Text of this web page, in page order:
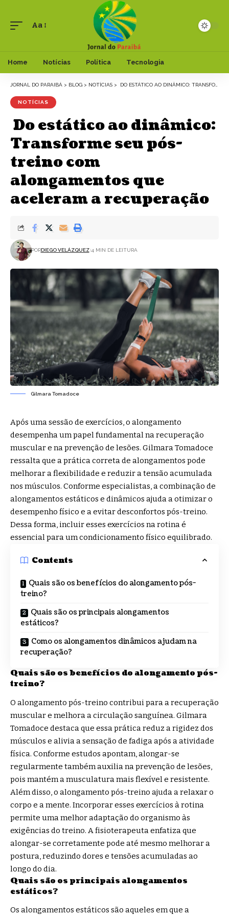
Aa
Home Notícias Política Tecnologia
JORNAL DO PARAIBÁ > BLOG > NOTÍCIAS > DO ESTÁTICO AO DINÂMICO: TRANSFORME SEU PÓS-TREINO COM ALONGAMENTOS QUE ACELERAM A RECUPERAÇÃO
NOTÍCIAS
Do estático ao dinâmico:
Transforme seu pós-
treino com
alongamentos que
aceleram a recuperação
PORDIEGO VELÁZQUEZ 4 MIN DE LEITURA
Gilmara Tomadoce
Após uma sessão de exercícios, o alongamento
desempenha um papel fundamental na recuperação
muscular e na prevenção de lesões. Gilmara Tomadoce
ressalta que a prática correta de alongamentos pode
melhorar a flexibilidade e reduzir a tensão acumulada
nos músculos. Conforme especialistas, a combinação de
alongamentos estáticos e dinâmicos ajuda a otimizar o
desempenho físico e a evitar desconfortos pós-treino.
Dessa forma, incluir esses exercícios na rotina é
essencial para um condicionamento físico equilibrado.
Contents
Quais são os benefícios do alongamento pós-
treino?
Quais são os principais alongamentos
estáticos?
Como os alongamentos dinâmicos ajudam na
recuperação?
Quais são os benefícios do alongamento pós-
treino?
O alongamento pós-treino contribui para a recuperação
muscular e melhora a circulação sanguínea. Gilmara
Tomadoce destaca que essa prática reduz a rigidez dos
músculos e alivia a sensação de fadiga após a atividade
física. Conforme estudos apontam, alongar-se
regularmente também auxilia na prevenção de lesões,
pois mantém a musculatura mais flexível e resistente.
Além disso, o alongamento pós-treino ajuda a relaxar o
corpo e a mente. Incorporar esses exercícios à rotina
permite uma melhor adaptação do organismo às
exigências do treino. A fisioterapeuta enfatiza que
alongar-se corretamente pode até mesmo melhorar a
postura, reduzindo dores e tensões acumuladas ao
longo do dia.
Quais são os principais alongamentos
estáticos?
Os alongamentos estáticos são aqueles em que a